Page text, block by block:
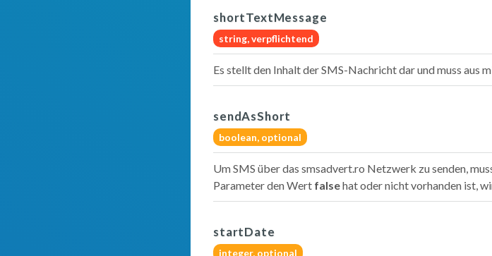
shortTextMessage
string,verpflichtend
Es stellt den Inhalt der SMS-Nachricht dar und muss aus
sendAsShort
boolean, optional
Um SMS über das smsadvert.ro Netzwerk zu senden,
Parameter den Wert falsehat oder nicht vorhanden ist,
startDate
integer, optional